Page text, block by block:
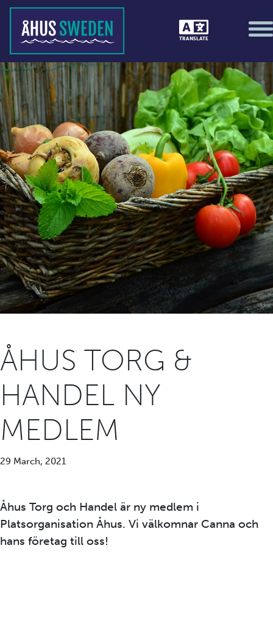
TRANSLATE
ÅHUS TORG &
HANDEL NY
MEDLEM
29 March, 2021
Åhus Torg och Handel är ny medlem i
Platsorganisation Åhus. Vi välkomnar Canna och
hans företag till oss!